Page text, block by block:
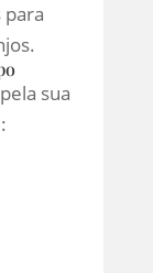
sua